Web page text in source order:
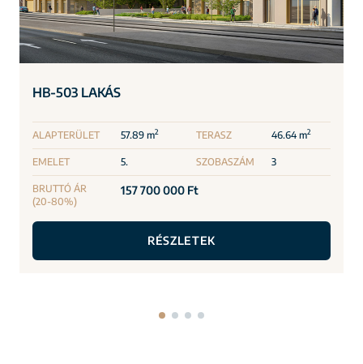
HB-503 LAKÁS
ALAPTERÜLET 57.89 m2 TERASZ 46.64 m2
EMELET 5. SZOBASZÁM 3
BRUTTÓ ÁR
(20-80%)
157 700 000 Ft
RÉSZLETEK